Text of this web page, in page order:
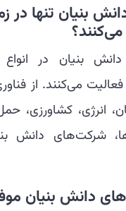
بنیان تنها در
بنیان در
می‌کنند. از
انرژی، کشاورزی،
شرکت‌های دانش
دانش بنیان